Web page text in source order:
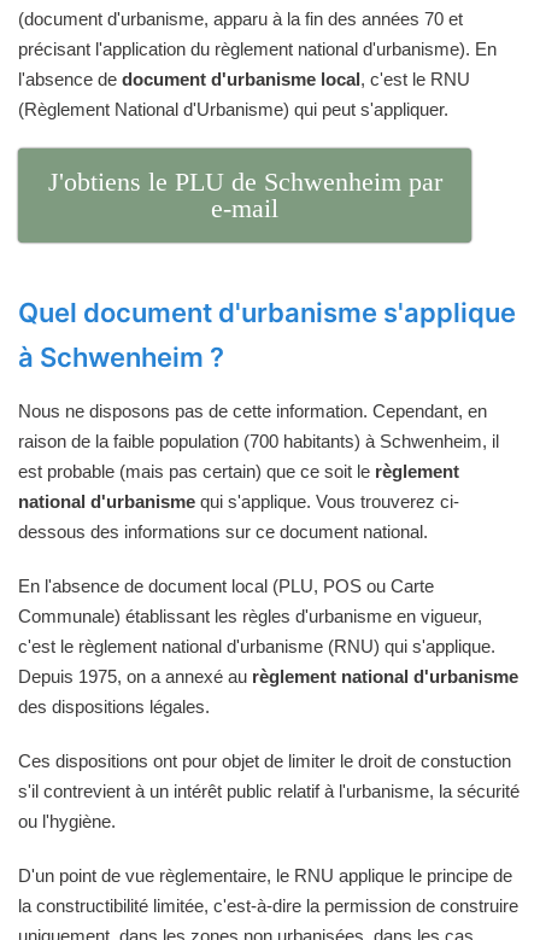
(document d'urbanisme, apparu à la fin des années 70 et
précisant l'application du règlement national d'urbanisme). En
l'absence de document d'urbanisme local, c'est le RNU
(Règlement National d'Urbanisme) qui peut s'appliquer.
J'obtiens le PLU de Schwenheim par
e-mail
Quel document d'urbanisme s'applique
à Schwenheim ?
Nous ne disposons pas de cette information. Cependant, en
raison de la faible population (700 habitants) à Schwenheim, il
est probable (mais pas certain) que ce soit le règlement
national d'urbanisme qui s'applique. Vous trouverez ci-
dessous des informations sur ce document national.
En l'absence de document local (PLU, POS ou Carte
Communale) établissant les règles d'urbanisme en vigueur,
c'est le règlement national d'urbanisme (RNU) qui s'applique.
Depuis 1975, on a annexé au règlement national d'urbanisme
des dispositions légales.
Ces dispositions ont pour objet de limiter le droit de constuction
s'il contrevient à un intérêt public relatif à l'urbanisme, la sécurité
ou l'hygiène.
D'un point de vue règlementaire, le RNU applique le principe de
la constructibilité limitée, c'est-à-dire la permission de construire
uniquement, dans les zones non urbanisées, dans les cas